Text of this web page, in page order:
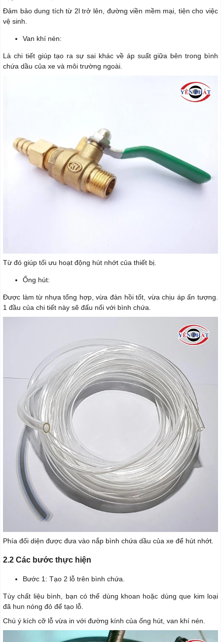
Đảm bảo dung tích từ 2l trở lên, đường viền mềm mại, tiện cho việc
vệ sinh.
Van khí nén:
Là chi tiết giúp tạo ra sự sai khác về áp suất giữa bên trong bình
chứa dầu của xe và môi trường ngoài.
Từ đó giúp tối ưu hoạt động hút nhớt của thiết bị.
Ống hút:
Được làm từ nhựa tổng hợp, vừa đàn hồi tốt, vừa chịu áp ấn tượng.
1 đầu của chi tiết này sẽ đấu nối với bình chứa.
Phía đối diện được đưa vào nắp bình chứa dầu của xe để hút nhớt.
2.2 Các bước thực hiện
Bước 1: Tạo 2 lỗ trên bình chứa.
Tùy chất liệu bình, bạn có thể dùng khoan hoặc dùng que kim loại
đã hun nóng đỏ để tạo lỗ.
Chú ý kích cỡ lỗ vừa in với đường kính của ống hút, van khí nén.